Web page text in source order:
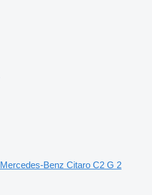
Mercedes-Benz Citaro C2 G 2